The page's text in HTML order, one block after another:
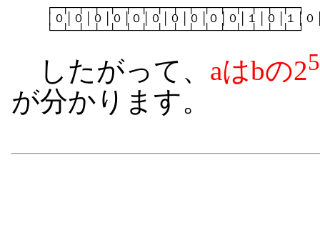
┌─┬─┬─┬─┬─┬─┬─┬─┬─┬─┬─┬─┬─┬─┬─┬─┐
│０│０│０│０│０│０│０│０│０│０│１│０│１│０
したがって、 aはbの25
が分かります。